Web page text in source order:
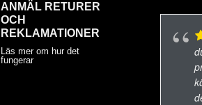
ANMÄL RETURER
OCH
REKLAMATIONER
Läs mer om hur det
fungerar